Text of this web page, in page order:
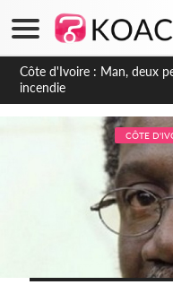
Côte d'Ivoire : Séileu, la
transformée en vaste
dépigmentants dangereux
CÔTE